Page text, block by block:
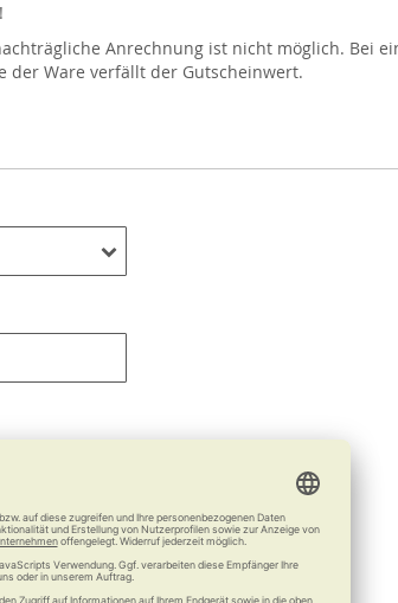
Anrechnung ist nicht möglich. Bei
der Ware verfällt der Gutscheinwert.
undefined